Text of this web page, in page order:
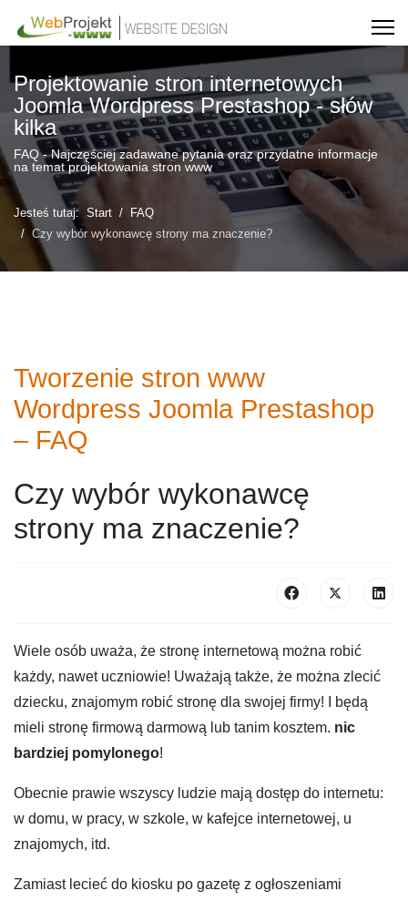
Projektowanie stron internetowych
Joomla Wordpress Prestashop - słów
kilka
FAQ - Najczęściej zadawane pytania oraz przydatne informacje
na temat projektowania stron www
Jesteś tutaj: Start
FAQ
Czy wybór wykonawcę strony ma znaczenie?
Tworzenie stron www
Wordpress Joomla Prestashop
– FAQ
Czy wybór wykonawcę
strony ma znaczenie?
Wiele osób uważa, że stronę internetową można robić
każdy, nawet uczniowie! Uważają także, że można zlecić
dziecku, znajomym robić stronę dla swojej firmy! I będą
mieli stronę firmową darmową lub tanim kosztem. nic
bardziej pomylonego!
Obecnie prawie wszyscy ludzie mają dostęp do internetu:
w domu, w pracy, w szkole, w kafejce internetowej, u
znajomych, itd.
Zamiast lecieć do kiosku po gazetę z ogłoszeniami